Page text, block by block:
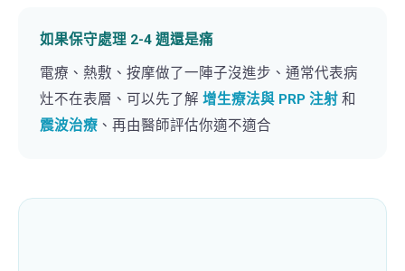
如果保守處理 2-4 週還是痛
電療、熱敷、按摩做了一陣子沒進步、通常代表病
灶不在表層、可以先了解 增生療法與 PRP 注射 和
震波治療 、再由醫師評估你適不適合